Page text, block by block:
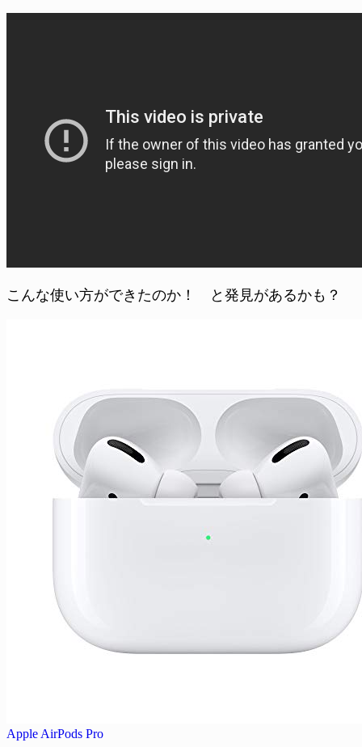
こんな使い方ができたのか！ と発見があるかも？
Apple AirPods Pro